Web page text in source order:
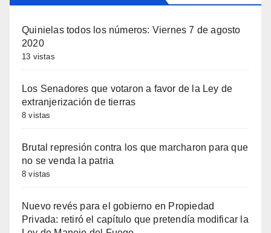
Quinielas todos los números: Viernes 7 de agosto
2020
13 vistas
Los Senadores que votaron a favor de la Ley de
extranjerización de tierras
8 vistas
Brutal represión contra los que marcharon para que
no se venda la patria
8 vistas
Nuevo revés para el gobierno en Propiedad
Privada: retiró el capítulo que pretendía modificar la